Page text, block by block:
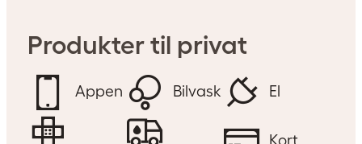
Produkter til privat
Appen Bilvask El
Kort